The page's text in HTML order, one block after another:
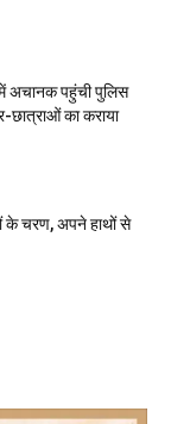
अचानक पहुंची पुलिस
छात्राओं का कराया
के चरण, अपने हाथों से